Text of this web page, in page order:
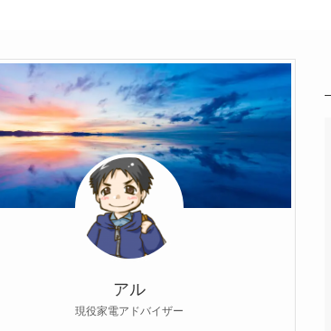
アル
現役家電アドバイザー